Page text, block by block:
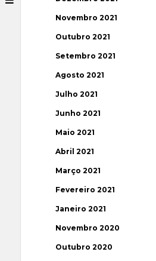
Novembro 2021
Outubro 2021
Setembro 2021
Agosto 2021
Julho 2021
Junho 2021
Maio 2021
Abril 2021
Março 2021
Fevereiro 2021
Janeiro 2021
Novembro 2020
Outubro 2020